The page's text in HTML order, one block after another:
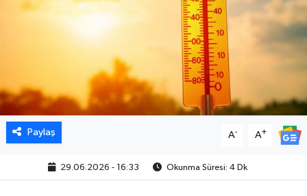
Paylaş A- A+
29.06.2026 - 16:33 Okunma Süresi: 4 Dk